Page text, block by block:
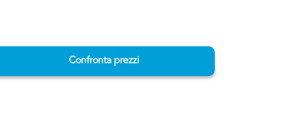
Confronta prezzi